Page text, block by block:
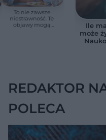
To nie zawsze
niestrawność. Te
objawy mogą
Ile
może
REDAKTOR
POLECA